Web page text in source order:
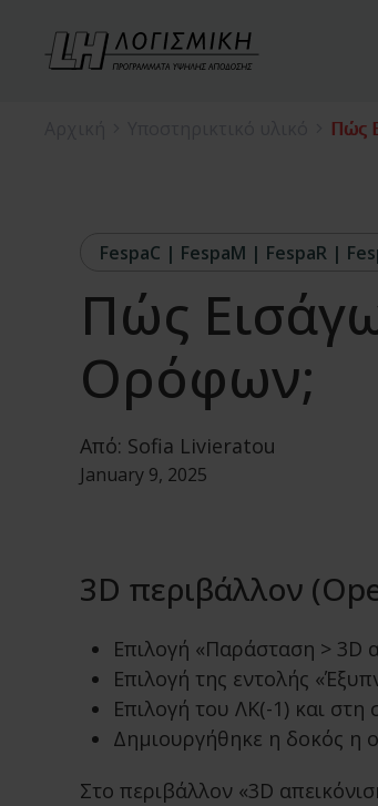
Πώς
FespaC | FespaM | FespaR |
Πώς
Ορόφων;
Από: Sofia Livieratou
January 9, 2025
3D περιβάλλον
Επιλογή «Παράσταση > 3D
Επιλογή της εντολής
Επιλογή του ΛΚ(-1) και στη
Δημιουργήθηκε η δοκός η
Στο περιβάλλον «3D